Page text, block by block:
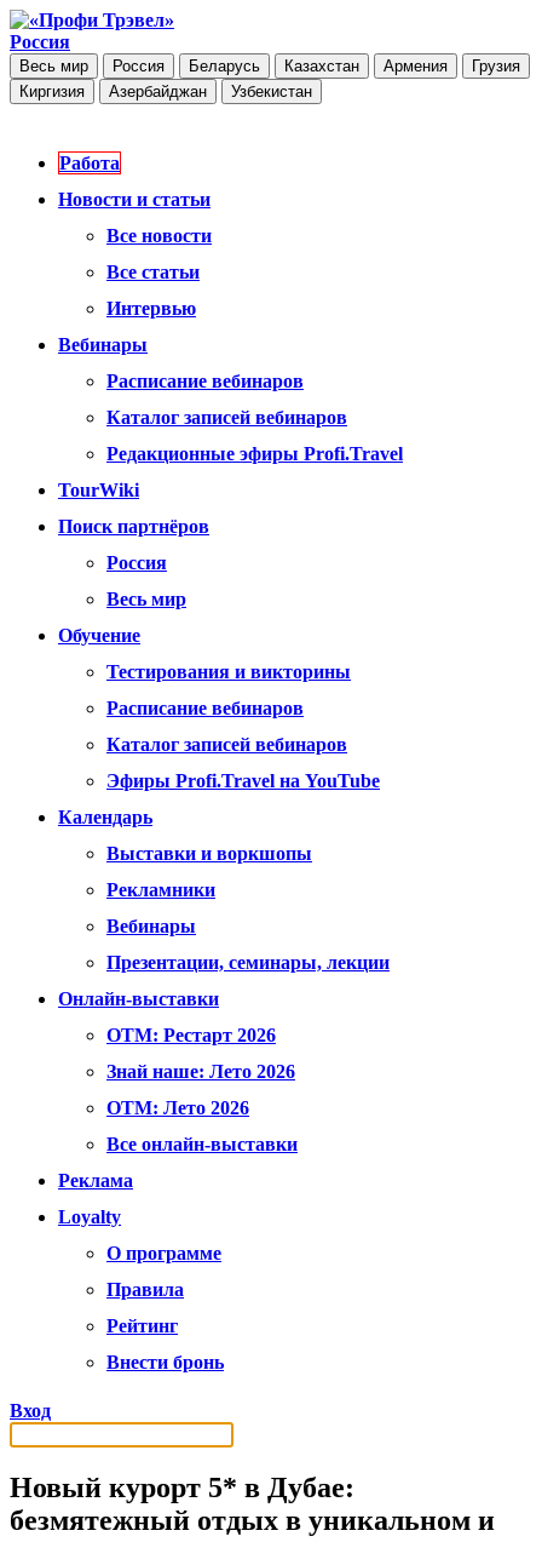
Россия
Весь мир Россия Беларусь Казахстан Армения
Грузия
Киргизия
Азербайджан Узбекистан
Работа
Новости и статьи
Все новости
Все статьи
Интервью
Вебинары
Расписание вебинаров
Каталог записей вебинаров
Редакционные эфиры Profi.Travel
TourWiki
Поиск партнёров
Россия
Весь мир
Обучение
Тестирования и викторины
Расписание вебинаров
Каталог записей вебинаров
Эфиры Profi.Travel на YouTube
Календарь
Выставки и воркшопы
Рекламники
Вебинары
Презентации, семинары, лекции
Онлайн-выставки
OTM: Рестарт 2026
Знай наше: Лето 2026
OTM: Лето 2026
Все онлайн-выставки
Реклама
Loyalty
О программе
Правила
Рейтинг
Внести бронь
Вход
Новый курорт 5* в Дубае:
безмятежный отдых в уникальном и